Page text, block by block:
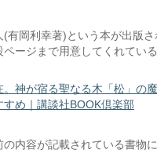
有岡利幸著)という本が出版さ
ページまで用意してくれてい
。神が宿る聖なる木「松」の
め｜講談社BOOK倶楽部
内容が記載されている書物に